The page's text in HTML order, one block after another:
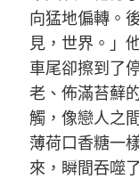
向猛地偏轉。
見，世界。」
車尾卻擦到了
老、佈滿苔蘚
觸，像戀人之
薄荷口香糖一
來，瞬間吞噬